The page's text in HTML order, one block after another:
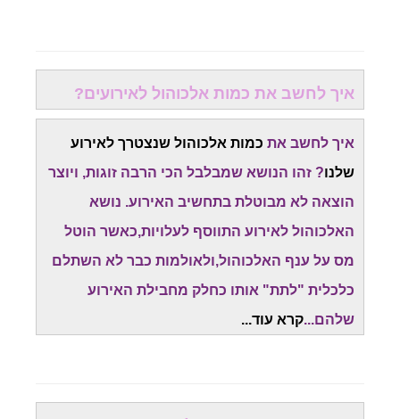
איך לחשב את כמות אלכוהול לאירועים?
איך לחשב את כמות אלכוהול שנצטרך לאירוע
שלנו? זהו הנושא שמבלבל הכי הרבה זוגות, ויוצר
הוצאה לא מבוטלת בתחשיב האירוע. נושא
האלכוהול לאירוע התווסף לעלויות,כאשר הוטל
מס על ענף האלכוהול,ולאולמות כבר לא השתלם
כלכלית "לתת" אותו כחלק מחבילת האירוע
שלהם...קרא עוד...